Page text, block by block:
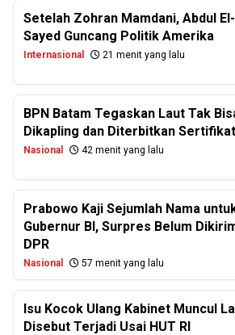
Setelah Zohran Mamdani, Abdul El-
Sayed Guncang Politik Amerika
Internasional 21 menit yang lalu
BPN Batam Tegaskan Laut Tak
Dikapling dan Diterbitkan Sertifikat
Nasional 42 menit yang lalu
Prabowo Kaji Sejumlah Nama
Gubernur BI, Surpres Belum
DPR
Nasional 57 menit yang lalu
Isu Kocok Ulang Kabinet Muncul
Disebut Terjadi Usai HUT RI